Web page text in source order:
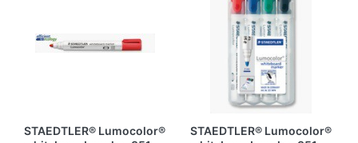
STAEDTLER® Lumocolor®
STAEDTLER® Lumocolor®